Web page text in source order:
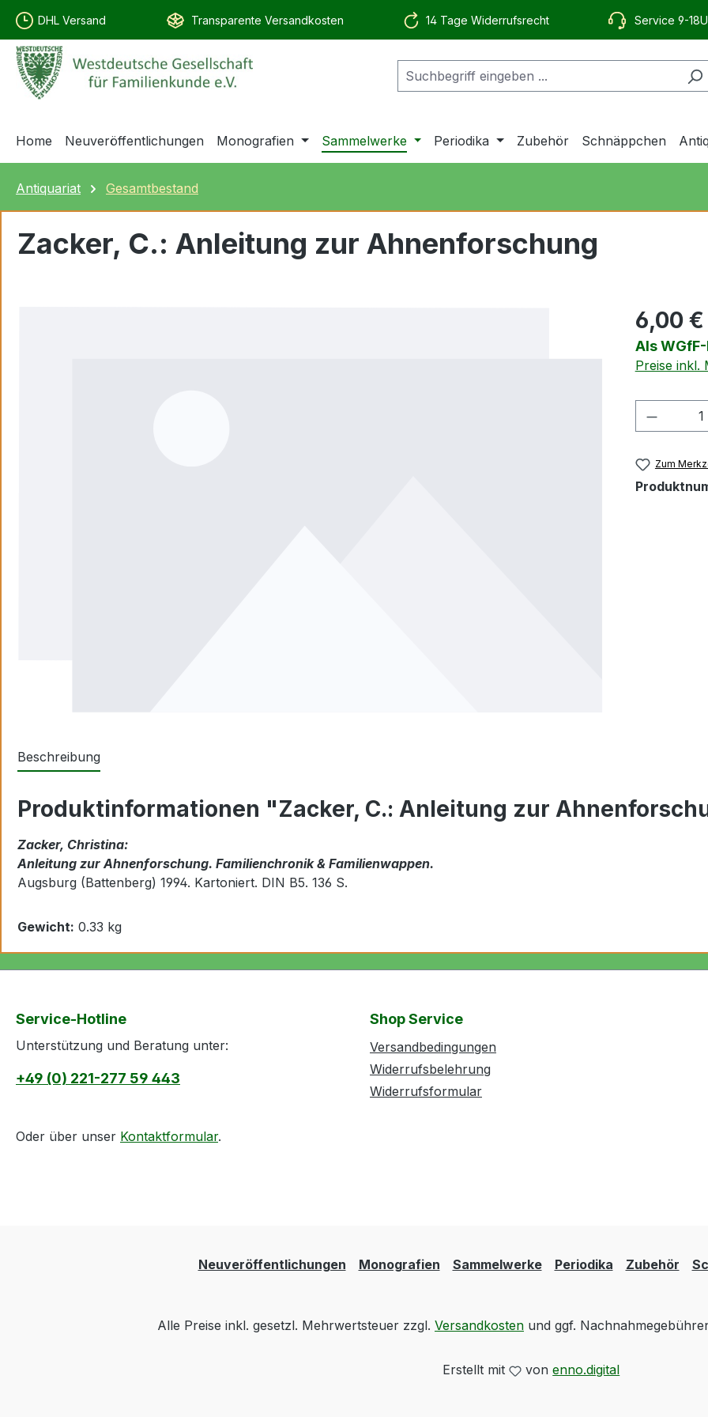
Zur Hauptnavigation springen
DHL Versand Transparente Versandkosten 14 Tage Widerrufsrecht Service 9-
Home Neuveröffentlichungen Monografien Sammelwerke Periodika Zubehör Schnäppchen
Antiquariat Gesamtbestand
Zacker, C.: Anleitung zur Ahnenforschung
6,00 €
Als
Preise inkl.
Zum
Beschreibung
Produktinformationen "Zacker, C.: Anleitung zur
Zacker, Christina:
Anleitung zur Ahnenforschung. Familienchronik & Familienwappen.
Augsburg (Battenberg) 1994. Kartoniert. DIN B5. 136 S.
Gewicht: 0.33 kg
Service-Hotline
Unterstützung und Beratung unter:
+49 (0) 221-277 59 443
Oder über unser Kontaktformular.
Shop Service
Versandbedingungen
Widerrufsbelehrung
Widerrufsformular
Neuveröffentlichungen Monografien Sammelwerke Periodika Zubehör
Alle Preise inkl. gesetzl. Mehrwertsteuer zzgl. Versandkosten und ggf.
Erstellt mit vonenno.digital